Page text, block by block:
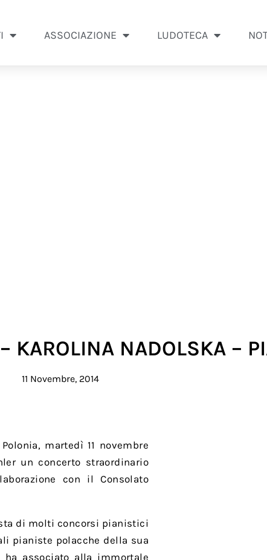
ASSOCIAZIONE LUDOTECA
KAROLINA NADOLSKA –
11 Novembre, 2014
martedì 11 novembre
un concerto straordinario
con il Consolato
di molti concorsi pianistici
pianiste polacche della sua
ha associato alla immortale